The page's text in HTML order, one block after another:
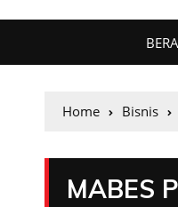
Home Bisnis
MABES